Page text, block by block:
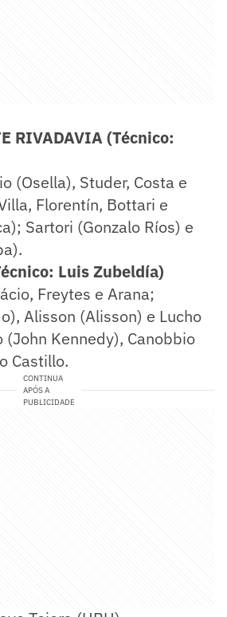
RIVADAVIA (Técnico:
(Osella), Studer, Costa e
Florentín, Bottari e
Sartori (Gonzalo Ríos) e
Luis Zubeldía)
Freytes e Arana;
Alisson (Alisson) e Lucho
(John Kennedy), Canobbio
Castillo.
CONTINUA
APÓS A
PUBLICIDADE